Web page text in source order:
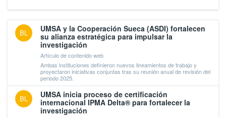
BL
UMSA y la Cooperación Sueca (ASDI) fortalecen
su alianza estratégica para impulsar la
investigación
Artículo de contenido web
Ambas instituciones definieron nuevos lineamientos de trabajo y
proyectaron iniciativas conjuntas tras su reunión anual de revisión del
periodo 2025.
BL
UMSA inicia proceso de certificación
internacional IPMA Delta® para fortalecer la
investigación